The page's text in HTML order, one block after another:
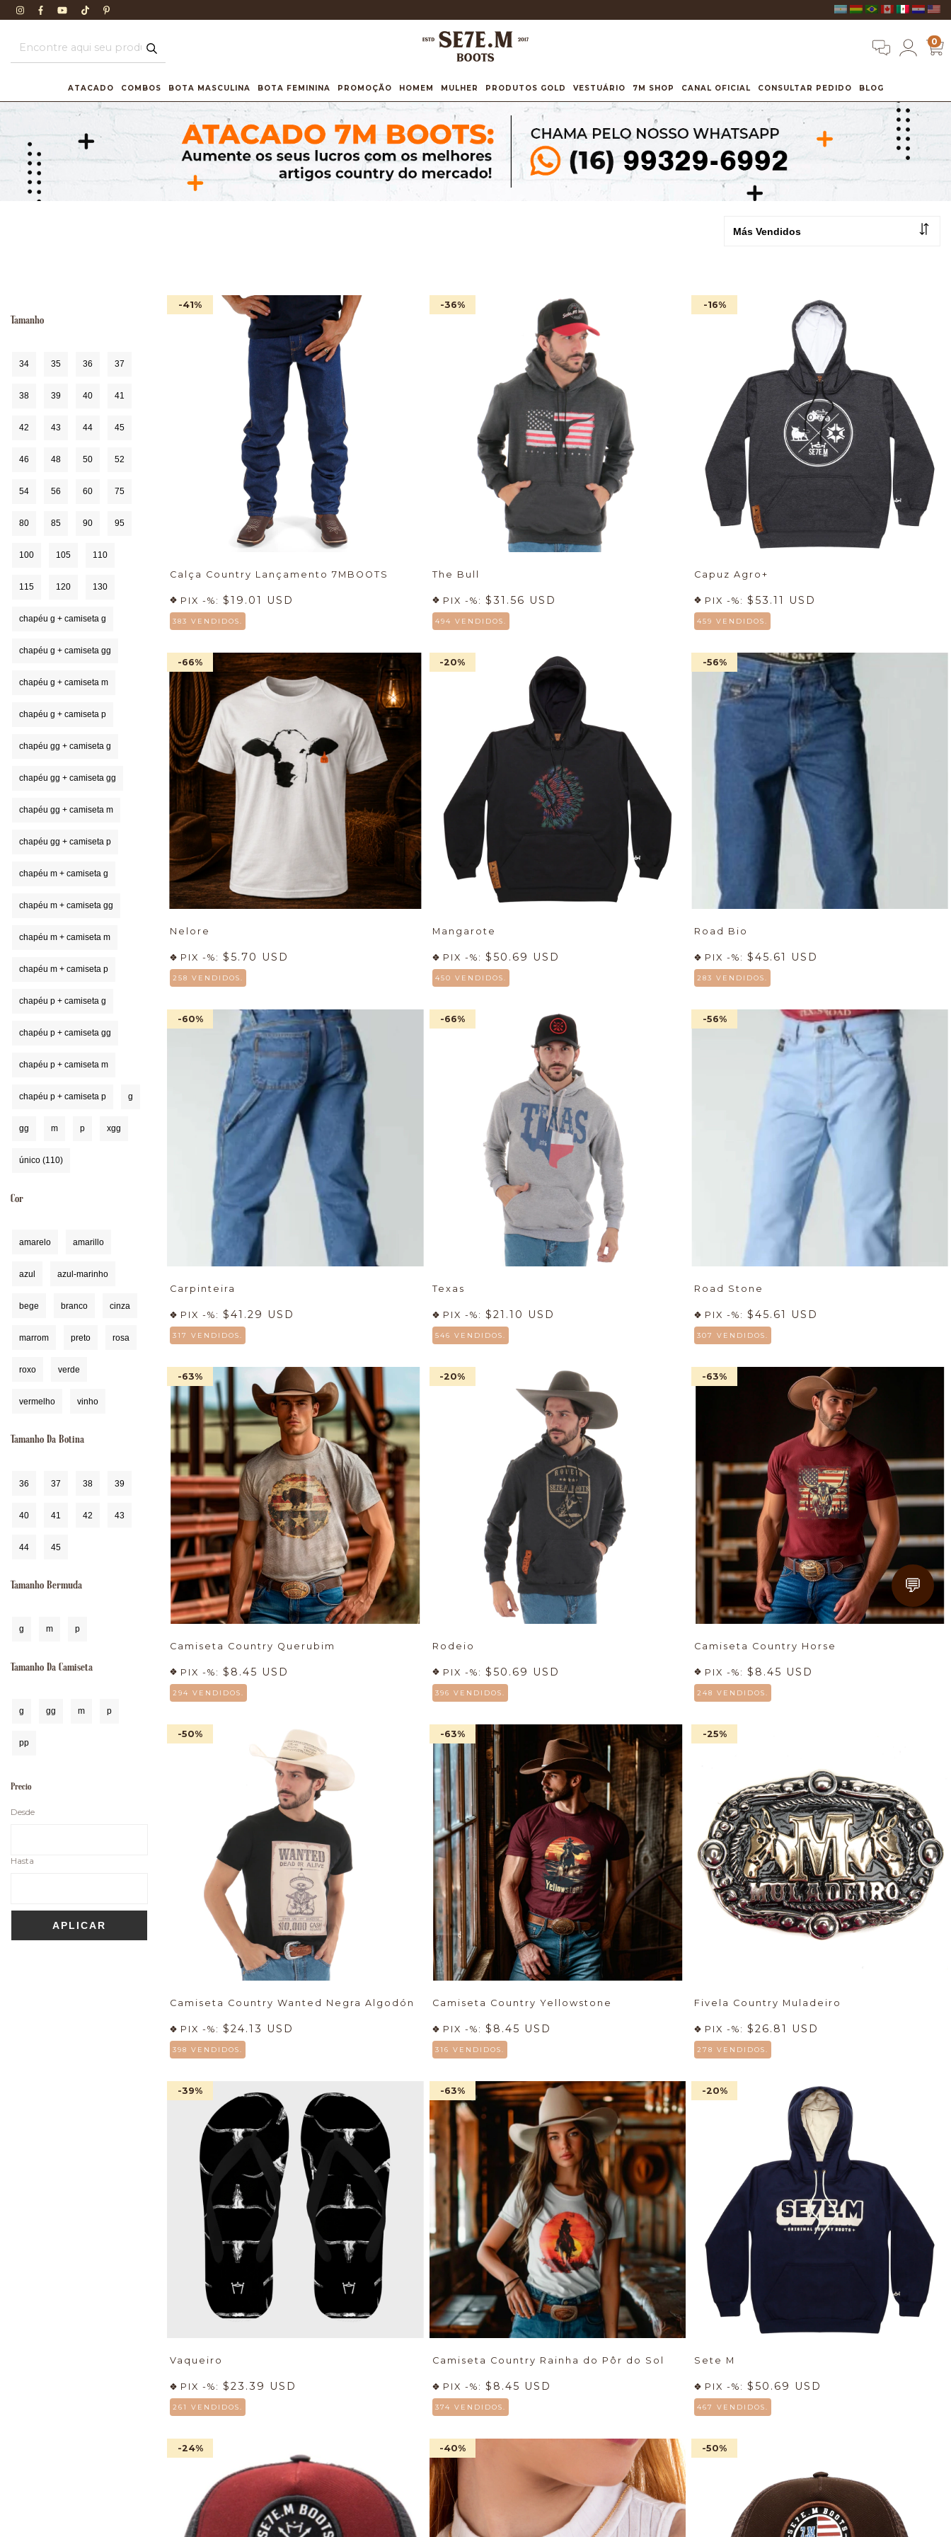
0
ATACADO COMBOS BOTA MASCULINA BOTA FEMININA PROMOÇÃO HOMEM MULHER PRODUTOS GOLD VESTUÁRIO 7M SHOP CANAL OFICIAL CONSULTAR PEDIDO BLOG
Tamanho
34 35 36 37
38 39 40 41
42 43 44 45
46 48 50 52
54 56 60 75
80 85 90 95
100 105 110
115 120 130
chapéu g + camiseta g
chapéu g + camiseta gg
chapéu g + camiseta m
chapéu g + camiseta p
chapéu gg + camiseta g
chapéu gg + camiseta gg
chapéu gg + camiseta m
chapéu gg + camiseta p
chapéu m + camiseta g
chapéu m + camiseta gg
chapéu m + camiseta m
chapéu m + camiseta p
chapéu p + camiseta g
chapéu p + camiseta gg
chapéu p + camiseta m
chapéu p + camiseta p g
gg m p xgg
único (110)
Cor
amarelo amarillo
azul azul-marinho
bege branco cinza
marrom preto rosa
roxo verde
vermelho vinho
Tamanho Da Botina
36 37 38 39
40 41 42 43
44 45
Tamanho Bermuda
g m p
Tamanho Da Camiseta
g gg m p
pp
Precio
Desde
Hasta
APLICAR
-41%
Calça Country Lançamento 7MBOOTS
PIX -%: $19.01 USD
383 VENDIDOS.
-36%
The Bull
PIX -%: $31.56 USD
494 VENDIDOS.
-16%
Capuz Agro+
PIX -%:$53.11 USD
459 VENDIDOS.
-66%
Nelore
PIX -%: $5.70 USD
258 VENDIDOS.
-20%
Mangarote
PIX -%: $50.69 USD
450 VENDIDOS.
-56%
Road Bio
PIX -%:$45.61 USD
283 VENDIDOS.
-60%
Carpinteira
PIX -%: $41.29 USD
317 VENDIDOS.
-66%
Texas
PIX -%: $21.10 USD
546 VENDIDOS.
-56%
Road Stone
PIX -%:$45.61 USD
307 VENDIDOS.
-63%
Camiseta Country Querubim
PIX -%: $8.45 USD
294 VENDIDOS.
-20%
Rodeio
PIX -%: $50.69 USD
396 VENDIDOS.
-63%
Camiseta Country Horse
PIX -%:$8.45 USD
248 VENDIDOS.
-50%
Camiseta Country Wanted Negra Algodón
PIX -%: $24.13 USD
398 VENDIDOS.
-63%
Camiseta Country Yellowstone
PIX -%: $8.45 USD
316 VENDIDOS.
-25%
Fivela Country Muladeiro
PIX -%:$26.81 USD
278 VENDIDOS.
-39%
Vaqueiro
PIX -%: $23.39 USD
261 VENDIDOS.
-63%
Camiseta Country Rainha do Pôr do Sol
PIX -%: $8.45 USD
374 VENDIDOS.
-20%
Sete M
PIX -%:$50.69 USD
467 VENDIDOS.
-24% -40% -50%
💬